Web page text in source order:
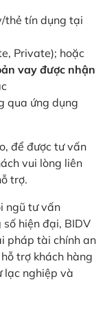
thẻ tín dụng tại
Private); hoặc
vay được nhận
qua ứng dụng
để được tư vấn
vui lòng liên
trợ.
ngũ tư vấn
hiện đại, BIDV
pháp tài chính an
trợ khách hàng
lạc nghiệp và